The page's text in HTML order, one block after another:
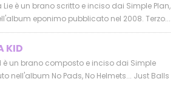
Lie è un brano scritto e inciso dai Simple Plan,
eponimo pubblicato nel 2008. Terzo...
KID
è un brano composto e inciso dai Simple
nell'album No Pads, No Helmets... Just Balls